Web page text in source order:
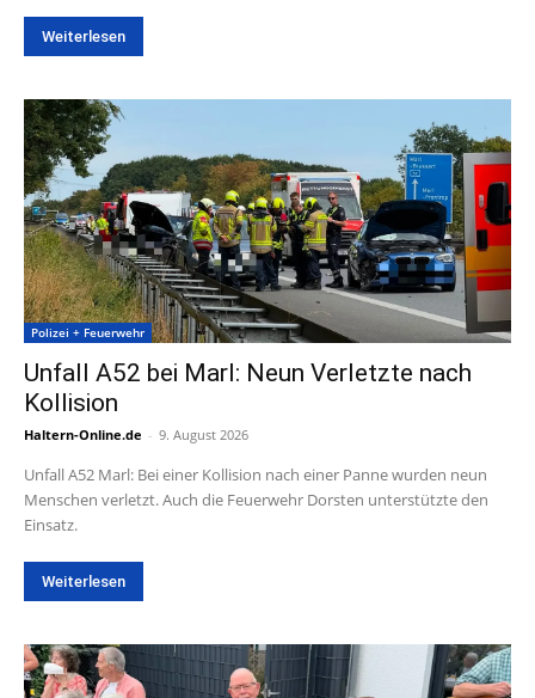
Weiterlesen
Polizei + Feuerwehr
Unfall A52 bei Marl: Neun Verletzte nach
Kollision
Haltern-Online.de - 9. August 2026
Unfall A52 Marl: Bei einer Kollision nach einer Panne wurden neun
Menschen verletzt. Auch die Feuerwehr Dorsten unterstützte den
Einsatz.
Weiterlesen